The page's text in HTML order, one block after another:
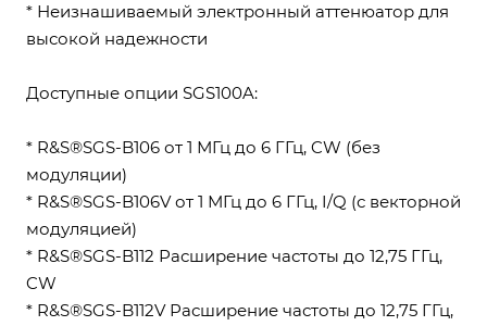
* Неизнашиваемый электронный аттенюатор для
высокой надежности
Доступные опции SGS100A:
* R&S®SGS-B106 от 1 МГц до 6 ГГц, CW (без
модуляции)
* R&S®SGS-B106V от 1 МГц до 6 ГГц, I/Q (с векторной
модуляцией)
* R&S®SGS-B112 Расширение частоты до 12,75 ГГц,
CW
* R&S®SGS-B112V Расширение частоты до 12,75 ГГц,